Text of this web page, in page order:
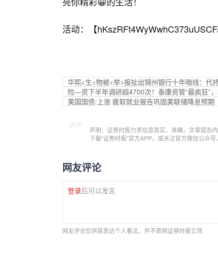
活动：【
华熙<生>物被<举>报扯出锦州银行十年暗线：代
险—资下半年调研超4700次！泰康资管“最疯狂”
美国国债:上涨 疲软就业报告巩固美联储降息预期
声明：证券时报力求信息真实、准确，文章提及
下载“证券时报”官方APP，或关注官方微信公众
网友评论
登录后可以发言
网友评论仅供其表达个人看法，并不表明证券时报立场